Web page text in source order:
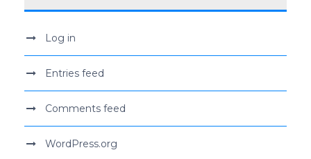
Log in
Entries feed
Comments feed
WordPress.org